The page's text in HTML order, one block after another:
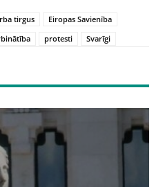
tirgus
Eiropas Savienība
protesti Svarīgi